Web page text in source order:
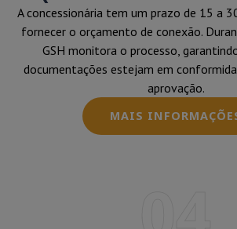
A concessionária tem um prazo de 15 a
fornecer o orçamento de conexão.
GSH monitora o processo,
documentações estejam em
aprovação.
MAIS